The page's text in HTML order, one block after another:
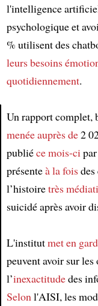
Article
l'intelligence
psychologique et
% utilisent des
leurs besoins
quotidiennement.
Un rapport complet,
menée auprès de2
publiéce mois-ci
présenteà la foisdes
l’histoiretrès
suicidé après avoir
L'institutmet en
peuvent avoir sur
l’inexactitudedes
Selon l'AISI, les